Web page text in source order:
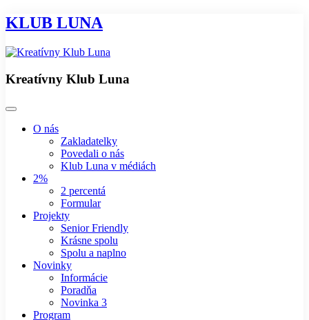
KLUB LUNA
Kreatívny Klub Luna
O nás
Zakladatelky
Povedali o nás
Klub Luna v médiách
2%
2 percentá
Formular
Projekty
Senior Friendly
Krásne spolu
Spolu a naplno
Novinky
Informácie
Poradňa
Novinka 3
Program